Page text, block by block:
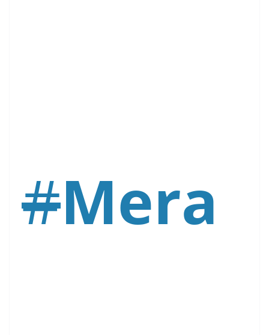
#Mera